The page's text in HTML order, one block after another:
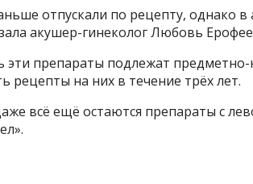
отпускали по рецепту, однако в
акушер-гинеколог Любовь
эти препараты подлежат
рецепты на них в течение трёх лет.
всё ещё остаются препараты с